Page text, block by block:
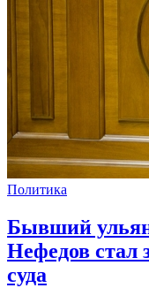
Политика
Бывший
Нефедов стал
суда